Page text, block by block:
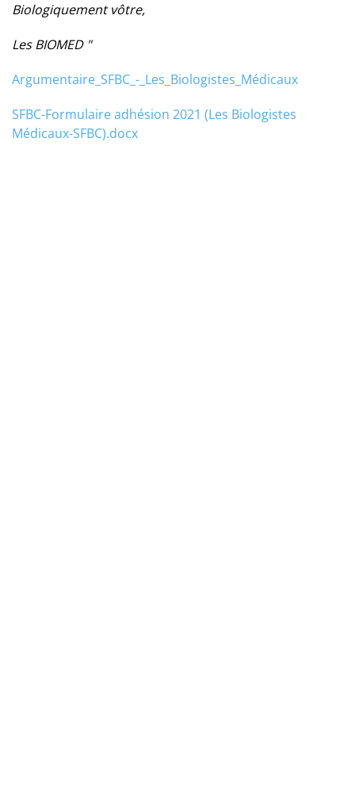
Biologiquement vôtre,
Les BIOMED "
Argumentaire_SFBC_-_Les_Biologistes_Médicaux
SFBC-Formulaire adhésion 2021 (Les Biologistes
Médicaux-SFBC).docx